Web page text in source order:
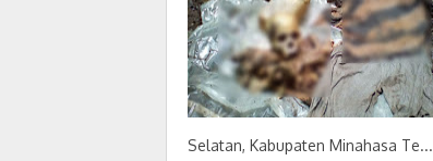
Selatan, Kabupaten Minahasa Te...